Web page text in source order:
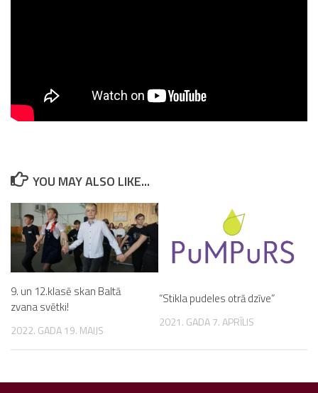
YOU MAY ALSO LIKE...
9. un 12.klasē skan Baltā
zvana svētki!
2022. GADA 19. MAIJS
“Stikla pudeles otrā dzīve”
2021. GADA 7. APRĪLIS